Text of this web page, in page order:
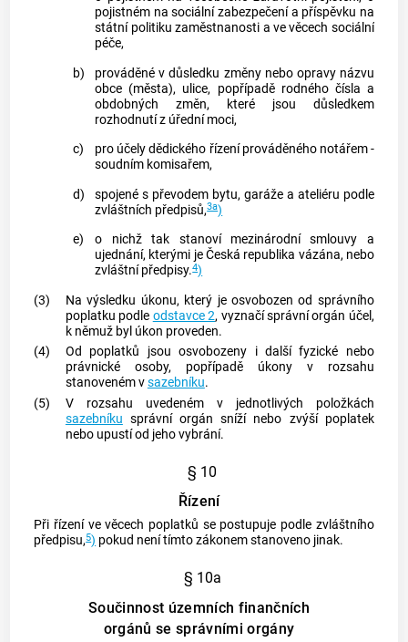
pojistném na sociální zabezpečení a příspěvku na
státní politiku zaměstnanosti a ve věcech sociální
péče,
b)
prováděné v důsledku změny nebo opravy názvu
obce (města), ulice, popřípadě rodného čísla a
obdobných změn, které jsou důsledkem
rozhodnutí z úřední moci,
c)
pro účely dědického řízení prováděného notářem -
soudním komisařem,
d)
spojené s převodem bytu, garáže a ateliéru podle
zvláštních předpisů,3a)
e)
o nichž tak stanoví mezinárodní smlouvy a
ujednání, kterými je Česká republika vázána, nebo
zvláštní předpisy.4)
(3)
Na výsledku úkonu, který je osvobozen od správního
poplatku podle odstavce 2, vyznačí správní orgán účel,
k němuž byl úkon proveden.
(4)
Od poplatků jsou osvobozeny i další fyzické nebo
právnické osoby, popřípadě úkony v rozsahu
stanoveném vsazebníku.
(5)
V rozsahu uvedeném v jednotlivých položkách
sazebníku správní orgán sníží nebo zvýší poplatek
nebo upustí od jeho vybrání.
§ 10
Řízení
Při řízení ve věcech poplatků se postupuje podle zvláštního
předpisu,5) pokud není tímto zákonem stanoveno jinak.
§ 10a
Součinnost územních finančních
orgánů se správními orgány